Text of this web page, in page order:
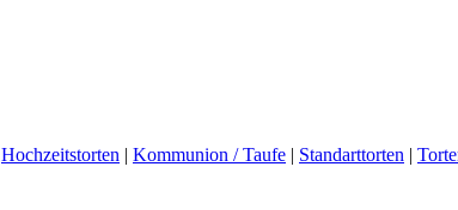
Hochzeitstorten | Kommunion / Taufe | Standarttorten |